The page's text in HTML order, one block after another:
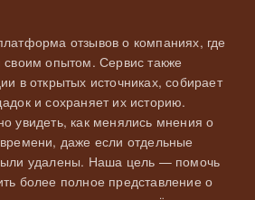
отзывов о компаниях, где
своим опытом. Сервис также
в открытых источниках, собирает
и сохраняет их историю.
увидеть, как менялись мнения о
даже если отдельные
удалены. Наша цель — помочь
более полное представление о